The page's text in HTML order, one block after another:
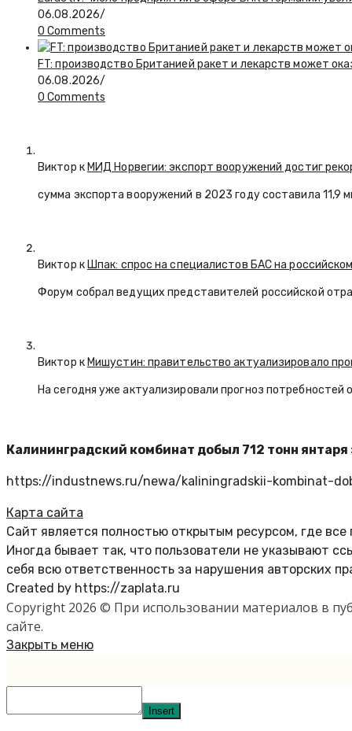
06.08.2026/
0 Comments
FT: производство Британией ракет и лекарств может
06.08.2026/
0 Comments
Виктор кМИД Норвегии: экспорт вооружений достиг
сумма экспорта вооружений в 2023 году составила 11,9
Виктор кШпак: спрос на специалистов БАС на
Форум собрал ведущих представителей российской
Виктор кМишустин: правительство актуализировало
На сегодня уже актуализировали прогноз
Калининградский комбинат добыл 712 тонн
https://industnews.ru/newa/kaliningradskii-kombinat-
Карта сайта
Сайт является полностью открытым ресурсом, где
Иногда бывает так, что пользователи не указывают
себя всю ответственность за нарушения авторских
Created by https://zaplata.ru
Copyright 2026 © При использовании материалов в
сайте.
Закрыть меню
Insert